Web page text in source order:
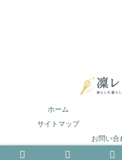
ホーム
サイトマップ
お問い合
© 2019 凛とした暮